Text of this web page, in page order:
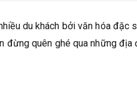
du khách bởi văn hóa đặc
đừng quên ghé qua những